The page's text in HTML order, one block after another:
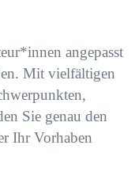
angepasst
Mit vielfältigen
Sie genau den
Ihr Vorhaben